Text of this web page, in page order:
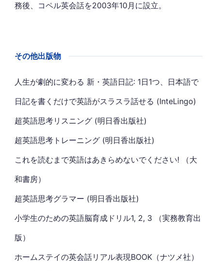
務後、コペル英会話を2003年10月に設立。
その他出版物
人生が劇的に変わる 新・英語日記: 1日1つ、日本語で
日記を書くだけで英語がスラスラ話せる (InteLingo)
超英語思考リスニング (明日香出版社)
超英語思考トレーニング (明日香出版社)
これを読むまで英語はあきらめないでください! （大
和書房）
超英語思考グラマー (明日香出版社)
小学生のための英語脳育成ドリル1, 2, 3 （実務教育出
版）
ホームステイの英会話リアル表現BOOK（ナツメ社）